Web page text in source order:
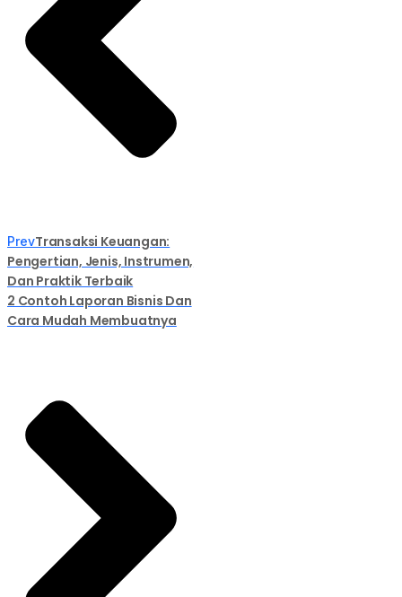
PrevTransaksi Keuangan:
Pengertian, Jenis, Instrumen,
Dan Praktik Terbaik
2 Contoh Laporan Bisnis Dan
Cara Mudah Membuatnya